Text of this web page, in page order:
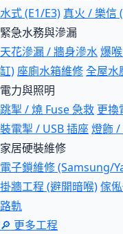
水式 (E1/E3) 真火 / 樂信
緊急水務與滲漏
天花滲漏 / 牆身滲水爆
缸) 座廁水箱維修全屋水
電力與照明
跳掣 / 燒 Fuse 急救 更換
裝電掣 / USB 插座燈飾 /
家居硬裝維修
電子鎖維修 (Samsung/
掛牆工程 (避開暗喉)傢
路軌
🔎 更多工程